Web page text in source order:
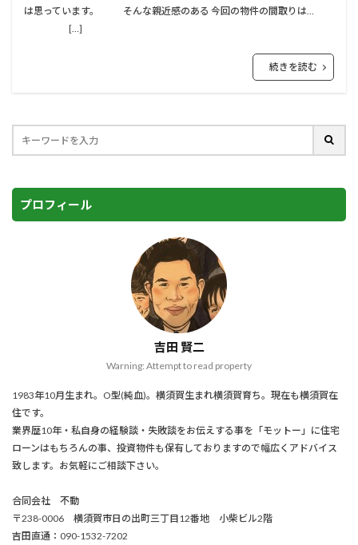
は思っています。 そんな親近感のある 今回の物件の間取りは…
[…]
続きを読む
プロフィール
吉田 賢二
Warning: Attempt to read property
1983年10月生まれ。O型(純血)。横須賀生まれ横須賀育ち。現在も横須賀在
住です。
業界歴10年・私自身の経験談・失敗談をお伝えする事を「モットー」に住宅
ローンはもちろんの事、投資物件も保有しておりますので幅広くアドバイス
致します。お気軽にご相談下さい。
合同会社 不動
〒238-0006 横須賀市日の出町三丁目12番地 小柴ビル2階
吉田直通：090-1532-7202